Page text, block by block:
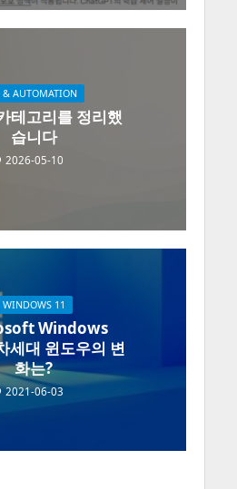
& AUTOMATION
테고리를 정리했
습니다
2026-05-10
WINDOWS 11
Windows
세대 윈도우의 변
화는?
2021-06-03